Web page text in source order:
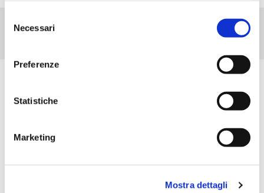
delNecessari
Preferenze
Statistiche
Marketing
Mostra dettagli